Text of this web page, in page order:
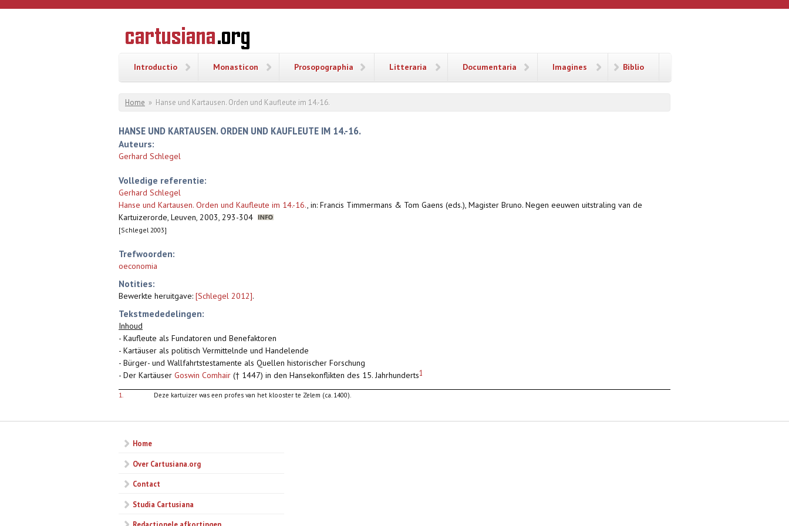
Overslaan en naar de inhoud gaan
CARTUSIANA
Geschiedenis
van de
Introductio Monasticon Prosopographia Litteraria Documentaria Imagines Biblio
U bent hier
Home » Hanse und Kartausen. Orden und Kaufleute im 14.-16.
HANSE UND KARTAUSEN. ORDEN UND KAUFLEUTE IM 14.-16.
Auteurs:
Gerhard Schlegel
Volledige referentie:
Gerhard Schlegel
Hanse und Kartausen. Orden und Kaufleute im 14.-16., in: Francis Timmermans & Tom Gaens (eds.), Magister Bruno. Negen eeuwen uitstraling van de
Kartuizerorde, Leuven, 2003, 293-304
[Schlegel 2003]
Trefwoorden:
oeconomia
Notities:
Bewerkte heruitgave: [Schlegel 2012].
Tekstmededelingen:
Inhoud
- Kaufleute als Fundatoren und Benefaktoren
- Kartäuser als politisch Vermittelnde und Handelende
- Bürger- und Wallfahrtstestamente als Quellen historischer Forschung
- Der Kartäuser Goswin Comhair († 1447) in den Hansekonflikten des 15. Jahrhunderts1
1. Deze kartuizer was een profes van het klooster te Zelem (ca. 1400).
Home
Over Cartusiana.org
Contact
Studia Cartusiana